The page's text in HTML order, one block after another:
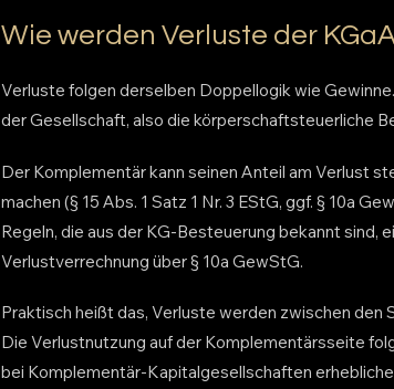
Wie werden Verluste der
Verluste folgen derselben Doppellogik wie
der Gesellschaft, also die körperschaftsteuerliche
Der Komplementär kann seinen Anteil am Verlust
machen (§ 15 Abs. 1 Satz 1 Nr. 3 EStG, ggf. § 10a
Regeln, die aus der KG-Besteuerung bekannt sind,
Verlustverrechnung über § 10a GewStG.
Praktisch heißt das, Verluste werden zwischen
Die Verlustnutzung auf der Komplementärsseite
bei Komplementär-Kapitalgesellschaften